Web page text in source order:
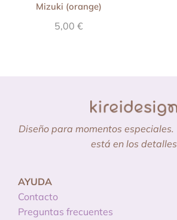
Mizuki (orange)
5,00 €
Diseño para momentos especiales.
está en los detalles
AYUDA
Contacto
Preguntas frecuentes